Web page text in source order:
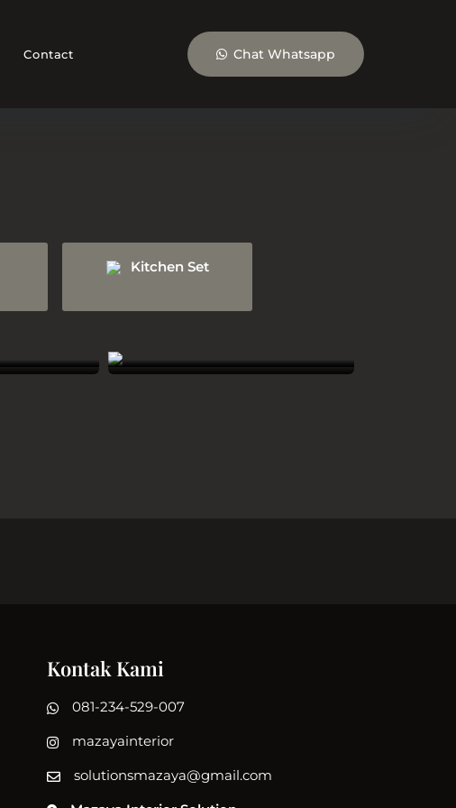
Chat Whatsapp
Contact
Kitchen Set
Kontak Kami
081-234-529-007
mazayainterior
solutionsmazaya@gmail.com